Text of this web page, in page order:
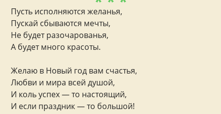
Пусть исполняются желанья,
Пускай сбываются мечты,
Не будет разочарованья,
А будет много красоты.
Желаю в Новый год вам счастья,
Любви и мира всей душой,
И коль успех — то настоящий,
И если праздник — то большой!